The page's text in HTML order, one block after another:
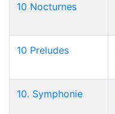
10 Nocturnes
10 Preludes
10. Symphonie